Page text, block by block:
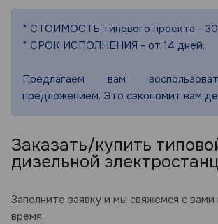
* СТОИМОСТЬ типового проекта -
* СРОК ИСПОЛНЕНИЯ - от 14 дней.
Предлагаем вам
предложением. Это сэкономит вам
Заказать/купить
дизельной
Заполните заявку и мы свяжемся с
время.